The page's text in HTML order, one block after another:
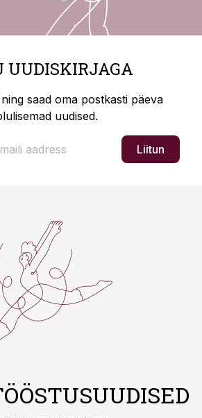
UUDISKIRJAGA
saad oma postkasti päeva
uudised.
Liitun